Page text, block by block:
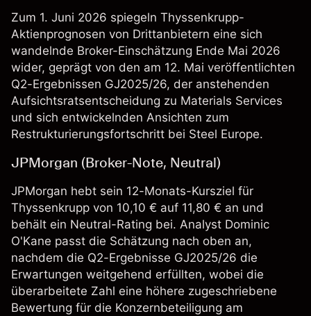
Zum 1. Juni 2026 spiegeln Thyssenkrupp-
Aktienprognosen von Drittanbietern eine sich
wandelnde Broker-Einschätzung Ende Mai 2026
wider, geprägt von den am 12. Mai veröffentlichten
Q2-Ergebnissen GJ2025/26, der anstehenden
Aufsichtsratsentscheidung zu Materials Services
und sich entwickelnden Ansichten zum
Restrukturierungsfortschritt bei Steel Europe.
JPMorgan (Broker-Note, Neutral)
JPMorgan hebt sein 12-Monats-Kursziel für
Thyssenkrupp von 10,10 € auf 11,80 € an und
behält ein Neutral-Rating bei. Analyst Dominic
O'Kane passt die Schätzung nach oben an,
nachdem die Q2-Ergebnisse GJ2025/26 die
Erwartungen weitgehend erfüllten, wobei die
überarbeitete Zahl eine höhere zugeschriebene
Bewertung für die Konzernbeteiligung am